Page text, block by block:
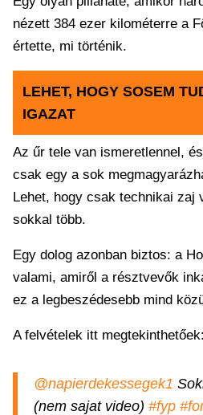
nézett 384 ezer kilométerre a
értette, mi történik.
LEHET, HOGY SOSEM
IGAZAT
Az űr tele van ismeretlennel,
csak egy a sok
Lehet, hogy csak technikai zaj
sokkal több.
Egy dolog azonban biztos: a
valami, amiről a résztvevők
ez a legbeszédesebb mind
A felvételek itt megtekinthetőek:
@napierdekessegek1
(nem sajat video) #fyp